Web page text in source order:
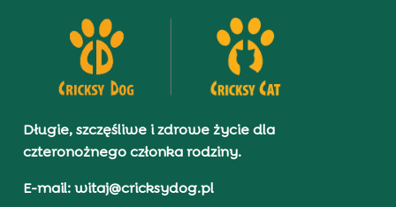
Długie, szczęśliwe i zdrowe życie dla
czteronożnego członka rodziny.
E-mail: witaj@cricksydog.pl